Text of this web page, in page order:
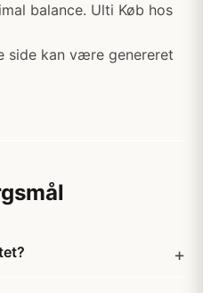
balance. Ulti Køb hos
side kan være genereret